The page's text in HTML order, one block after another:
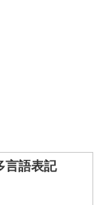
言語表記